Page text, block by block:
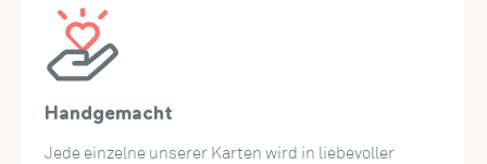
Abmessungen:
Gefertigt aus hochwertigem Papier, im Maß 12 x 17,5 cm
und verpackt in einem cremefarbenen Umschlag, ist diese
Karte ein originelles Geschenk für Radfahrer und
Handgemacht
Jede einzelne unserer Karten wird in liebevoller